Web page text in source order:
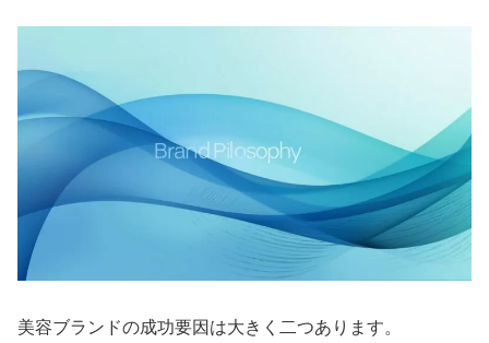
美容ブランドの成功要因は大きく二つあります。